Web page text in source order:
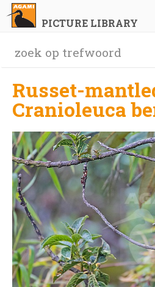
PICTURE LIBRARY
Russet-
Cranioleuca